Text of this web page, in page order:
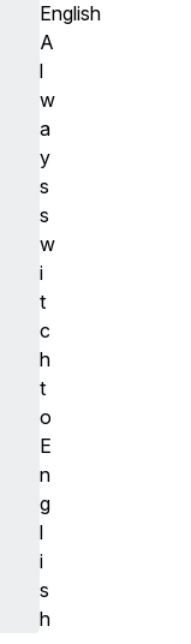
English
A
l
w
a
y
s
s
w
i
t
c
h
t
o
E
n
g
l
i
s
h